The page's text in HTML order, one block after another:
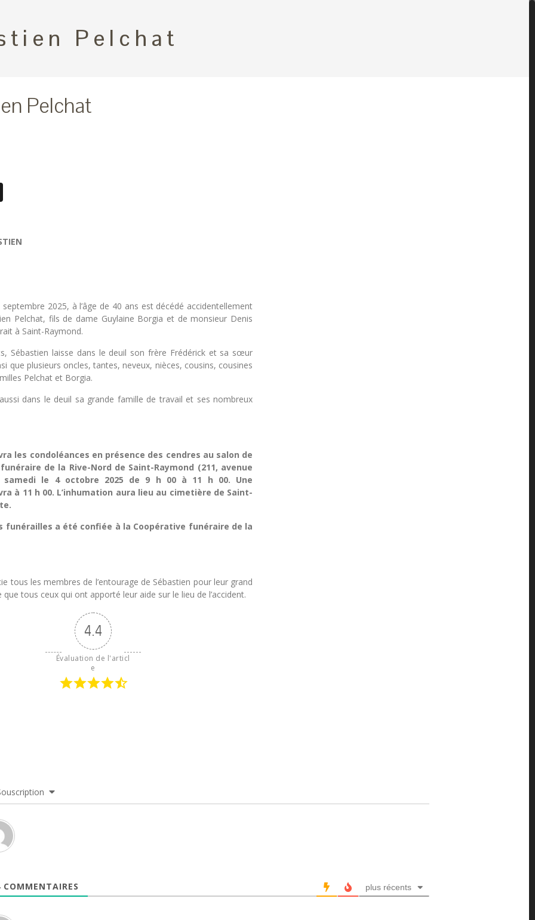
Pelchat
Pelchat
X
2025, à l’âge de 40 ans est décédé accidentellement
Pelchat, fils de dame Guylaine Borgia et de monsieur Denis
à Saint-Raymond.
Sébastien laisse dans le deuil son frère Frédérick et sa sœur
que plusieurs oncles, tantes, neveux, nièces, cousins, cousines
Pelchat et Borgia.
dans le deuil sa grande famille de travail et ses nombreux
les condoléances en présence des cendres au salon de
de la Rive-Nord de Saint-Raymond (211, avenue
samedi le 4 octobre 2025 de 9 h 00 à 11 h 00. Une
à 11 h 00. L’inhumation aura lieu au cimetière de Saint-
funérailles a été confiée à la Coopérative funéraire de la
tous les membres de l’entourage de Sébastien pour leur grand
tous ceux qui ont apporté leur aide sur le lieu de l’accident.
4.4
Évaluation de l'articl
e
COMMENTAIRES plus récents